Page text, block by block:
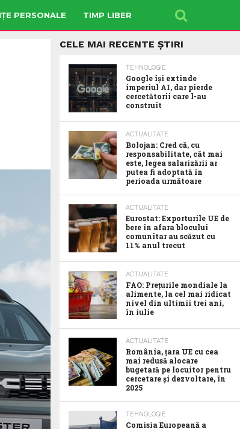
PERSONALE TIMP LIBER
CELE MAI RECENTE ȘTIRI
TEHNOLOGIE
Google îşi extinde
imperiul AI, dar pierde
cercetătorii care l-au
construit
ACTUALITATE
Bolojan: Cred că, cu
responsabilitate, cât mai
este, legea salarizării ar
putea fi adoptată în
perioada următoare
ACTUALITATE
Eurostat: Exporturile UE de
bere în afara blocului
comunitar au scăzut cu
11% anul trecut
ACTUALITATE
FAO: Prețurile mondiale la
alimente, la cel mai ridicat
nivel din ultimii trei ani,
în iulie
ACTUALITATE
România, țara UE cu cea
mai redusă alocare
bugetară pe locuitor pentru
cercetare și dezvoltare, în
2025
TEHNOLOGIE
Comisia Europeană a